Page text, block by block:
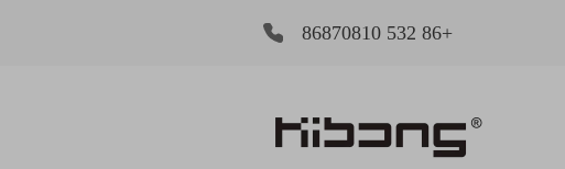
+86 532 86870810